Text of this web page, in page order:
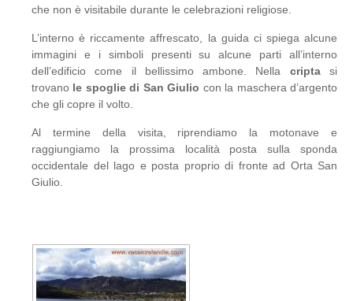
che non è visitabile durante le celebrazioni religiose.
L’interno è riccamente affrescato, la guida ci spiega alcune
immagini e i simboli presenti su alcune parti all’interno
dell’edificio come il bellissimo ambone. Nella criptasi
trovano le spoglie di San Giulio con la maschera d’argento
che gli copre il volto.
Al termine della visita, riprendiamo la motonave e
raggiungiamo la prossima località posta sulla sponda
occidentale del lago e posta proprio di fronte ad Orta San
Giulio.